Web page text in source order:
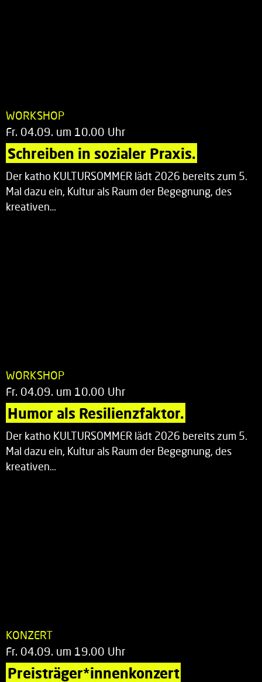
WORKSHOP
Fr. 04.09. um 10.00 Uhr
Schreiben in sozialer Praxis.
Der katho KULTURSOMMER lädt 2026 bereits zum 5.
Mal dazu ein, Kultur als Raum der Begegnung, des
kreativen…
WORKSHOP
Fr. 04.09. um 10.00 Uhr
Humor als Resilienzfaktor.
Der katho KULTURSOMMER lädt 2026 bereits zum 5.
Mal dazu ein, Kultur als Raum der Begegnung, des
kreativen…
KONZERT
Fr. 04.09. um 19.00 Uhr
Preisträger*innenkonzert